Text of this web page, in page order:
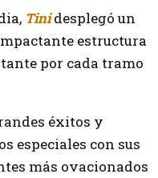
Tinidesplegó un
estructura
por cada tramo
éxitos y
especiales con sus
más ovacionados